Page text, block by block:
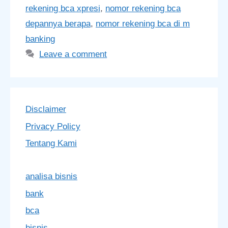
rekening bca xpresi, nomor rekening bca
depannya berapa, nomor rekening bca di m
banking
Leave a comment
Disclaimer
Privacy Policy
Tentang Kami
analisa bisnis
bank
bca